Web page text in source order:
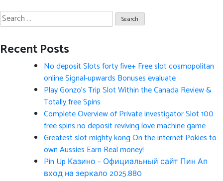
Search
for:
Recent Posts
No deposit Slots forty five+ Free slot cosmopolitan
online Signal-upwards Bonuses evaluate
Play Gonzo’s Trip Slot Within the Canada Review &
Totally free Spins
Complete Overview of Private investigator Slot 100
free spins no deposit reviving love machine game
Greatest slot mighty kong On the internet Pokies to
own Aussies Earn Real money!
Pin Up Казино – Официальный сайт Пин Ап
вход на зеркало 2025.880